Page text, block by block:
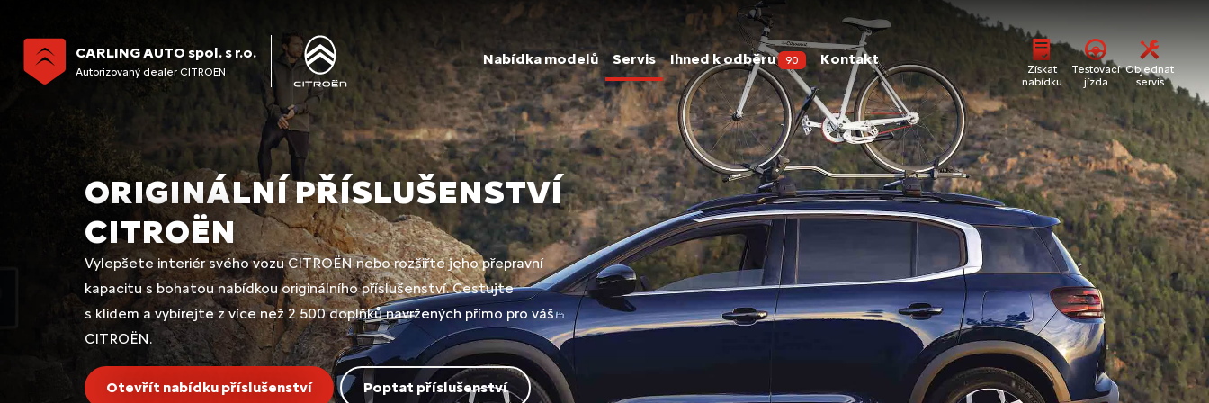
CARLING AUTO spol. s r.o.
Autorizovaný dealer CITROËN
Nabídka modelů Servis Ihned k odběru 90 Kontakt
Získat
nabídku
Testovací
jízda
Objednat
servis
ORIGINÁLNÍ PŘÍSLUŠENSTVÍ
CITROËN
Vylepšete interiér svého vozu CITROËN nebo rozšiřte jeho přepravní
kapacitu s bohatou nabídkou originálního příslušenství. Cestujte
s klidem a vybírejte z více než 2 500 doplňků navržených přímo pro váš
CITROËN.
Otevřít nabídku příslušenství Poptat příslušenství